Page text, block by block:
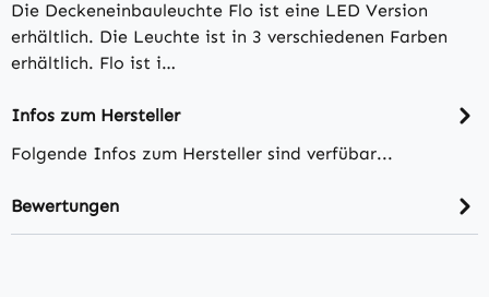
Die Deckeneinbauleuchte Flo ist eine LED Version
erhältlich. Die Leuchte ist in 3 verschiedenen Farben
erhältlich. Flo ist i…
Infos zum Hersteller
Folgende Infos zum Hersteller sind verfübar...
Bewertungen